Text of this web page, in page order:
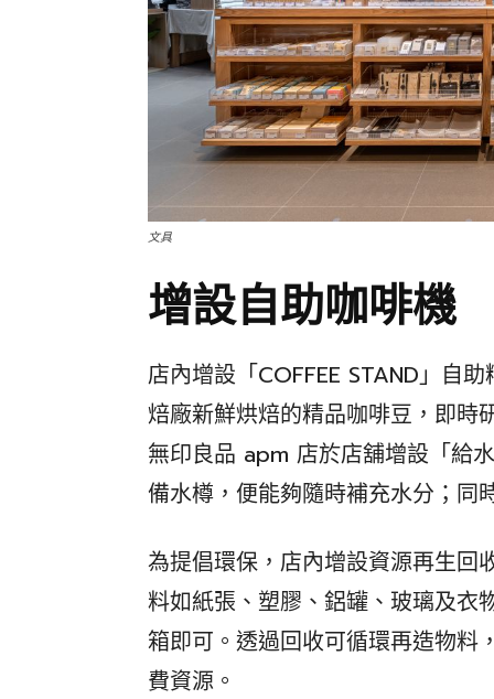
文具
增設自助咖啡機
店內增設「COFFEE STAND」自
焙廠新鮮烘焙的精品咖啡豆，即時
無印良品 apm 店於店舖增設「給
備水樽，便能夠隨時補充水分；同
為提倡環保，店內增設資源再生回
料如紙張、塑膠、鋁罐、玻璃及衣
箱即可。透過回收可循環再造物料
費資源。